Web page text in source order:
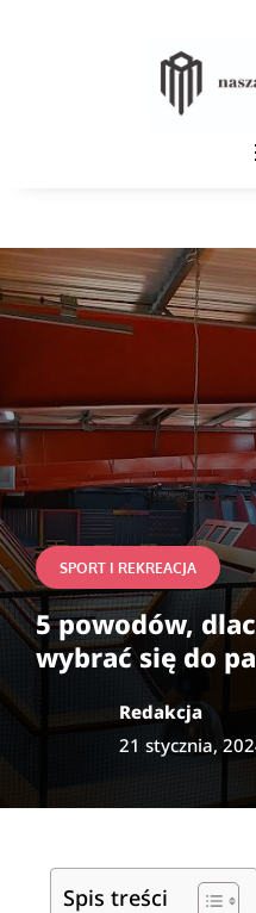
SPORT I REKREACJA
5 powodów,
wybrać się do
Redakcja
21 stycznia,
Spis treści